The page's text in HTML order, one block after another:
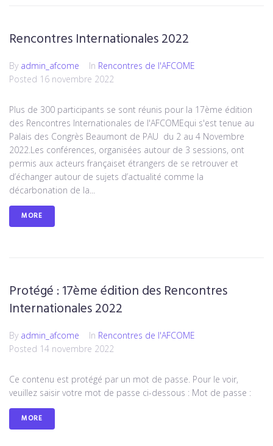
Rencontres Internationales 2022
By admin_afcome In Rencontres de l'AFCOME
Posted 16 novembre 2022
Plus de 300 participants se sont réunis pour la 17ème édition
des Rencontres Internationales de l'AFCOMEqui s'est tenue au
Palais des Congrès Beaumont de PAU du 2 au 4 Novembre
2022.Les conférences, organisées autour de 3 sessions, ont
permis aux acteurs françaiset étrangers de se retrouver et
d’échanger autour de sujets d’actualité comme la
décarbonation de la...
MORE
Protégé : 17ème édition des Rencontres
Internationales 2022
By admin_afcome In Rencontres de l'AFCOME
Posted 14 novembre 2022
Ce contenu est protégé par un mot de passe. Pour le voir,
veuillez saisir votre mot de passe ci-dessous : Mot de passe :
MORE